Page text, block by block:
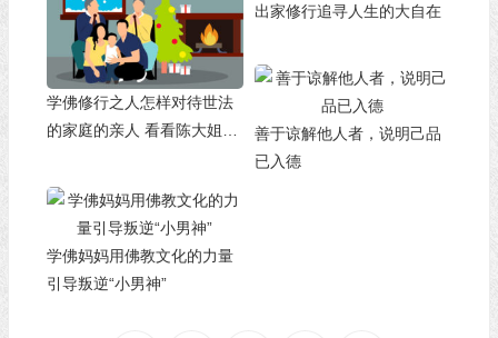
学佛修行之人怎样对待世法
的家庭的亲人 看看陈大姐如
出家修行追寻人生的大自在
善于谅解他人者，说明己品
已入德
学佛妈妈用佛教文化的力量
引导叛逆“小男神”